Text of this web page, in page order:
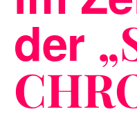
Blog
der